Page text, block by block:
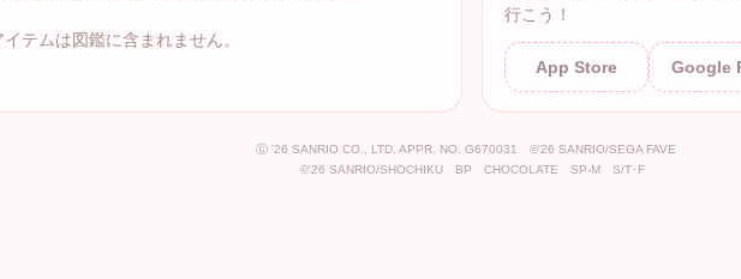
テムは図鑑に含まれません。
行こう！
App Store Google
Ⓒ '26 SANRIO CO., LTD. APPR. NO. G670031 ©'26 SANRIO/SEGA FAVE
©'26 SANRIO/SHOCHIKU BP CHOCOLATE SP-M S/T･F